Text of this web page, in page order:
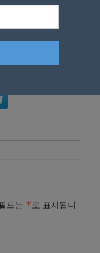
못내 아쉬워
드는 *로 표시됩니